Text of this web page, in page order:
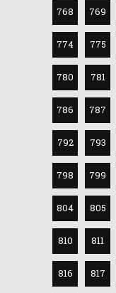
768 769
774 775
780 781
786 787
792 793
798 799
804 805
810 811
816 817